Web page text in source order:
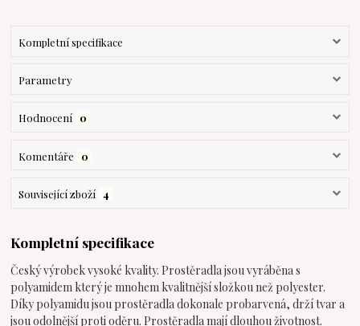
Kompletní specifikace
Parametry
Hodnocení 0
Komentáře 0
Související zboží 4
Kompletní specifikace
Český výrobek vysoké kvality. Prostěradla jsou vyráběna s
polyamidem který je mnohem kvalitnější složkou než polyester.
Díky polyamidu jsou prostěradla dokonale probarvená, drží tvar a
jsou odolnější proti oděru. Prostěradla mají dlouhou životnost.